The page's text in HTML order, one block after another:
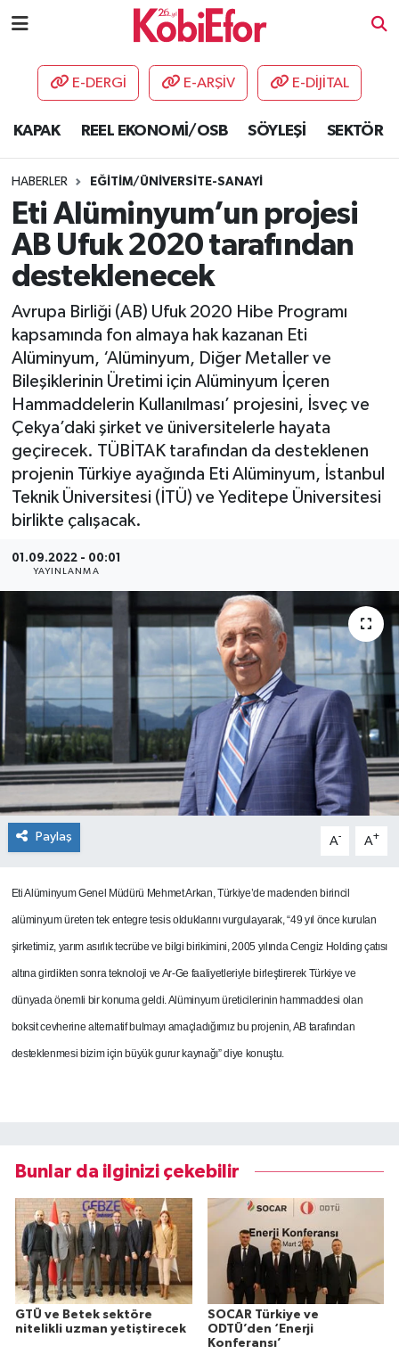
E-DERGİ E-ARŞİV E-DİJİTAL
KAPAK REEL EKONOMİ/OSB SÖYLEŞİ SEKTÖR
HABERLER EĞİTİM/ÜNİVERSİTE-SANAYİ
Eti Alüminyum’un projesi
AB Ufuk 2020 tarafından
desteklenecek
Avrupa Birliği (AB) Ufuk 2020 Hibe Programı
kapsamında fon almaya hak kazanan Eti
Alüminyum, ‘Alüminyum, Diğer Metaller ve
Bileşiklerinin Üretimi için Alüminyum İçeren
Hammaddelerin Kullanılması’ projesini, İsveç ve
Çekya’daki şirket ve üniversitelerle hayata
geçirecek. TÜBİTAK tarafından da desteklenen
projenin Türkiye ayağında Eti Alüminyum, İstanbul
Teknik Üniversitesi (İTÜ) ve Yeditepe Üniversitesi
birlikte çalışacak.
01.09.2022 - 00:01
YAYINLANMA
Paylaş A- A+
Eti Alüminyum Genel Müdürü Mehmet Arkan, Türkiye’de madenden birincil
alüminyum üreten tek entegre tesis olduklarını vurgulayarak, “49 yıl önce kurulan
şirketimiz, yarım asırlık tecrübe ve bilgi birikimini, 2005 yılında Cengiz Holding çatısı
altına girdikten sonra teknoloji ve Ar-Ge faaliyetleriyle birleştirerek Türkiye ve
dünyada önemli bir konuma geldi. Alüminyum üreticilerinin hammaddesi olan
boksit cevherine alternatif bulmayı amaçladığımız bu projenin, AB tarafından
desteklenmesi bizim için büyük gurur kaynağı” diye konuştu.
Bunlar da ilginizi çekebilir
GTÜ ve Betek sektöre
nitelikli uzman yetiştirecek
SOCAR Türkiye ve
ODTÜ’den ‘Enerji
Konferansı’
AKADEMİ
DESTEK-TEŞVİK
ETKİNLİK
GÜNCEL
KAPAK
OSB
SEKTÖR
ŞİRKET PANO
SÖYLEŞİ
ÜLKE
YAŞAM